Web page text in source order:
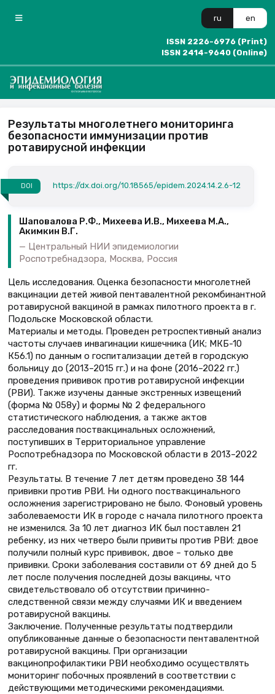
ru en
ISSN 2226-6976 (Print)
ISSN 2414-9640 (Online)
Результаты многолетнего мониторинга
безопасности иммунизации против
ротавирусной инфекции
DOI https://dx.doi.org/10.18565/epidem.2024.14.2.6-12
Шаповалова Р.Ф., Михеева И.В., Михеева М.А.,
Акимкин В.Г.
Центральный НИИ эпидемиологии
Роспотребнадзора, Москва, Россия
Цель исследования. Оценка безопасности многолетней
вакцинации детей живой пентавалентной рекомбинантной
ротавирусной вакциной в рамках пилотного проекта в г.
Подольске Московской области.
Материалы и методы. Проведен ретроспективный анализ
частоты случаев инвагинации кишечника (ИК; МКБ-10
К56.1) по данным о госпитализации детей в городскую
больницу до (2013–2015 гг.) и на фоне (2016–2022 гг.)
проведения прививок против ротавирусной инфекции
(РВИ). Также изучены данные экстренных извещений
(форма № 058у) и формы № 2 федерального
статистического наблюдения, а также актов
расследования поствакцинальных осложнений,
поступивших в Территориальное управление
Роспотребнадзора по Московской области в 2013–2022
гг.
Результаты. В течение 7 лет детям проведено 38 144
прививки против РВИ. Ни одного поствакцинального
осложнения зарегистрировано не было. Фоновый уровень
заболеваемости ИК в городе с начала пилотного проекта
не изменился. За 10 лет диагноз ИК был поставлен 21
ребенку, из них четверо были привиты против РВИ: двое
получили полный курс прививок, двое – только две
прививки. Сроки заболевания составили от 69 дней до 5
лет после получения последней дозы вакцины, что
свидетельствовало об отсутствии причинно-
следственной связи между случаями ИК и введением
ротавирусной вакцины.
Заключение. Полученные результаты подтвердили
опубликованные данные о безопасности пентавалентной
ротавирусной вакцины. При организации
вакцинопрофилактики РВИ необходимо осуществлять
мониторинг побочных проявлений в соответствии с
действующими методическими рекомендациями.